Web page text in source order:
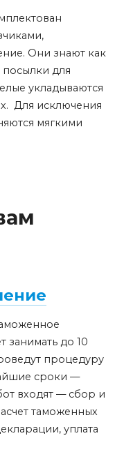
Они знают как
посылки для
укладываются
Для исключения
мягкими
до 10
процедуру
сроки —
входят — сбор и
таможенных
уплата